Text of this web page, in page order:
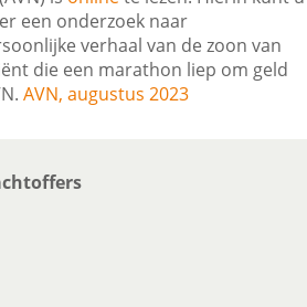
een onderzoek naar
verhaal van de zoon van
die een marathon liep om geld
AVN, augustus 2023